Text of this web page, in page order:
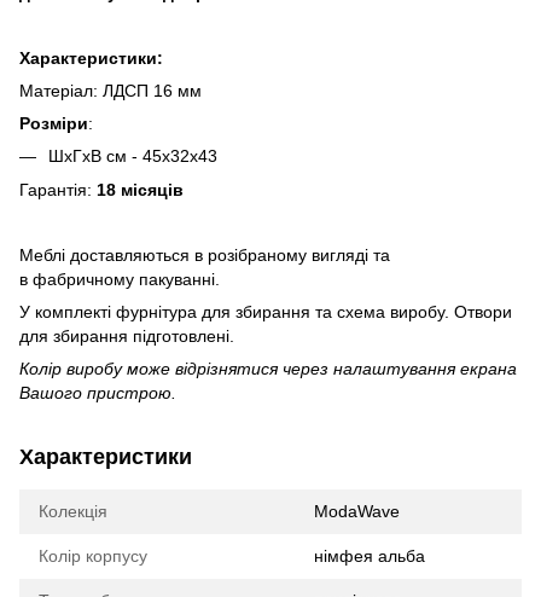
Характеристики:
Матеріал: ЛДСП 16 мм
Розміри:
ШхГхВ см - 45х32х43
Гарантія: 18 місяців
Меблі доставляються в розібраному вигляді та
в фабричному пакуванні.
У комплекті фурнітура для збирання та схема виробу. Отвори
для збирання підготовлені.
Колір виробу може відрізнятися через налаштування екрана
Вашого пристрою.
Характеристики
Колекція ModaWave
Колір корпусу німфея альба